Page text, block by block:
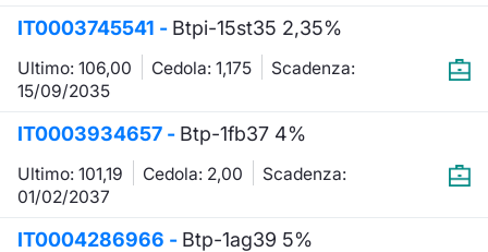
IT0003745541 - Btpi-15st35 2,35%
Ultimo: 106,00 Cedola: 1,175
Scadenza:
15/09/2035
IT0003934657 - Btp-1fb37 4%
Ultimo: 101,19 Cedola: 2,00
Scadenza:
01/02/2037
IT0004286966 - Btp-1ag39 5%
KID/PRIIPs
Listing Sponsor Euronext Access
Segmento ESG
Mercato Fixed Income
Notizie e Formazione
Chi siamo